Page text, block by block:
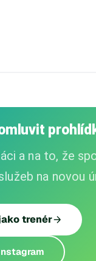
a na to, že
na novou
trenér